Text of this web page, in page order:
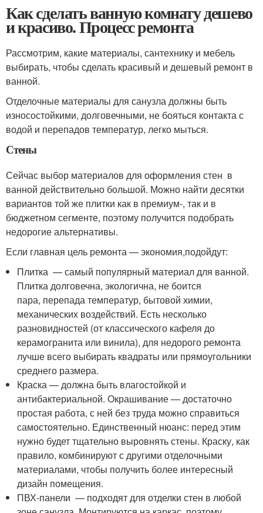
Как сделать ванную комнату дешево
и красиво. Процесс ремонта
Рассмотрим, какие материалы, сантехнику и мебель
выбирать, чтобы сделать красивый и дешевый ремонт в
ванной.
Отделочные материалы для санузла должны быть
износостойкими, долговечными, не бояться контакта с
водой и перепадов температур, легко мыться.
Стены
Сейчас выбор материалов для оформления стен в
ванной действительно большой. Можно найти десятки
вариантов той же плитки как в премиум-, так и в
бюджетном сегменте, поэтому получится подобрать
недорогие альтернативы.
Если главная цель ремонта — экономия,подойдут:
Плитка — самый популярный материал для ванной.
Плитка долговечна, экологична, не боится
пара, перепада температур, бытовой химии,
механических воздействий. Есть несколько
разновидностей (от классического кафеля до
керамогранита или винила), для недорого ремонта
лучше всего выбирать квадраты или прямоугольники
среднего размера.
Краска — должна быть влагостойкой и
антибактериальной. Окрашивание — достаточно
простая работа, с ней без труда можно справиться
самостоятельно. Единственный нюанс: перед этим
нужно будет тщательно выровнять стены. Краску, как
правило, комбинируют с другими отделочными
материалами, чтобы получить более интересный
дизайн помещения.
ПВХ-панели — подходят для отделки стен в любой